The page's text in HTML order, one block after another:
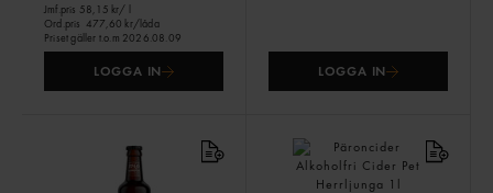
Jmf.pris 58,15 kr/ l
Ord.pris 477,60 kr/låda
Priset gäller t.o.m 2026.08.09
LOGGA IN LOGGA IN